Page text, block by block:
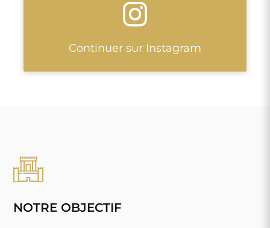
Continuer sur Instagram
NOTRE OBJECTIF